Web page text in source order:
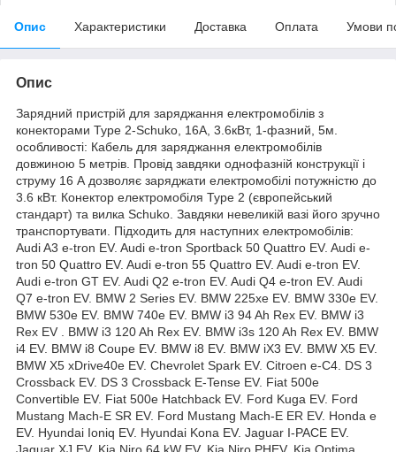
Опис Характеристики Доставка Оплата Умови
Опис
Зарядний пристрій для заряджання електромобілів з
конекторами Type 2-Schuko, 16A, 3.6кВт, 1-фазний, 5м.
особливості: Кабель для заряджання електромобілів
довжиною 5 метрів. Провід завдяки однофазній конструкції і
струму 16 А дозволяє заряджати електромобілі потужністю до
3.6 кВт. Конектор електромобіля Type 2 (європейський
стандарт) та вилка Schuko. Завдяки невеликій вазі його зручно
транспортувати. Підходить для наступних електромобілів:
Audi A3 e-tron EV. Audi e-tron Sportback 50 Quattro EV. Audi e-
tron 50 Quattro EV. Audi e-tron 55 Quattro EV. Audi e-tron EV.
Audi e-tron GT EV. Audi Q2 e-tron EV. Audi Q4 e-tron EV. Audi
Q7 e-tron EV. BMW 2 Series EV. BMW 225xe EV. BMW 330e EV.
BMW 530e EV. BMW 740e EV. BMW i3 94 Ah Rex EV. BMW i3
Rex EV . BMW i3 120 Ah Rex EV. BMW i3s 120 Ah Rex EV. BMW
i4 EV. BMW i8 Coupe EV. BMW i8 EV. BMW iX3 EV. BMW X5 EV.
BMW X5 xDrive40e EV. Chevrolet Spark EV. Citroen e-C4. DS 3
Crossback EV. DS 3 Crossback E-Tense EV. Fiat 500e
Convertible EV. Fiat 500e Hatchback EV. Ford Kuga EV. Ford
Mustang Mach-E SR EV. Ford Mustang Mach-E ER EV. Honda e
EV. Hyundai Ioniq EV. Hyundai Kona EV. Jaguar I-PACE EV.
Jaguar XJ EV. Kia Niro 64 kW EV. Kia Niro PHEV. Kia Optima